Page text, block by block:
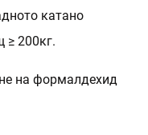
катано
≥ 200кг.
на формалдехид